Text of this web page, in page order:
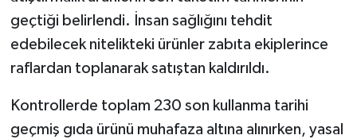
geçtiği belirlendi. İnsan sağlığını tehdit
edebilecek nitelikteki ürünler zabıta ekiplerince
raflardan toplanarak satıştan kaldırıldı.
Kontrollerde toplam 230 son kullanma tarihi
geçmiş gıda ürünü muhafaza altına alınırken, yasal
SİYASET
SPOR HABERLERİ